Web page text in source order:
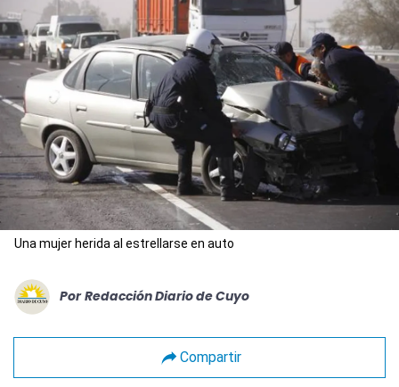
Una mujer herida al estrellarse en auto
Por Redacción Diario de Cuyo
Compartir